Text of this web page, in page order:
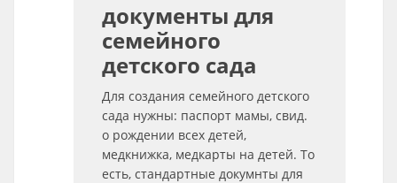
документы для
семейного
детского сада
Для создания семейного детского
сада нужны: паспорт мамы, свид.
о рождении всех детей,
медкнижка, медкарты на детей. То
есть, стандартные докумнты для